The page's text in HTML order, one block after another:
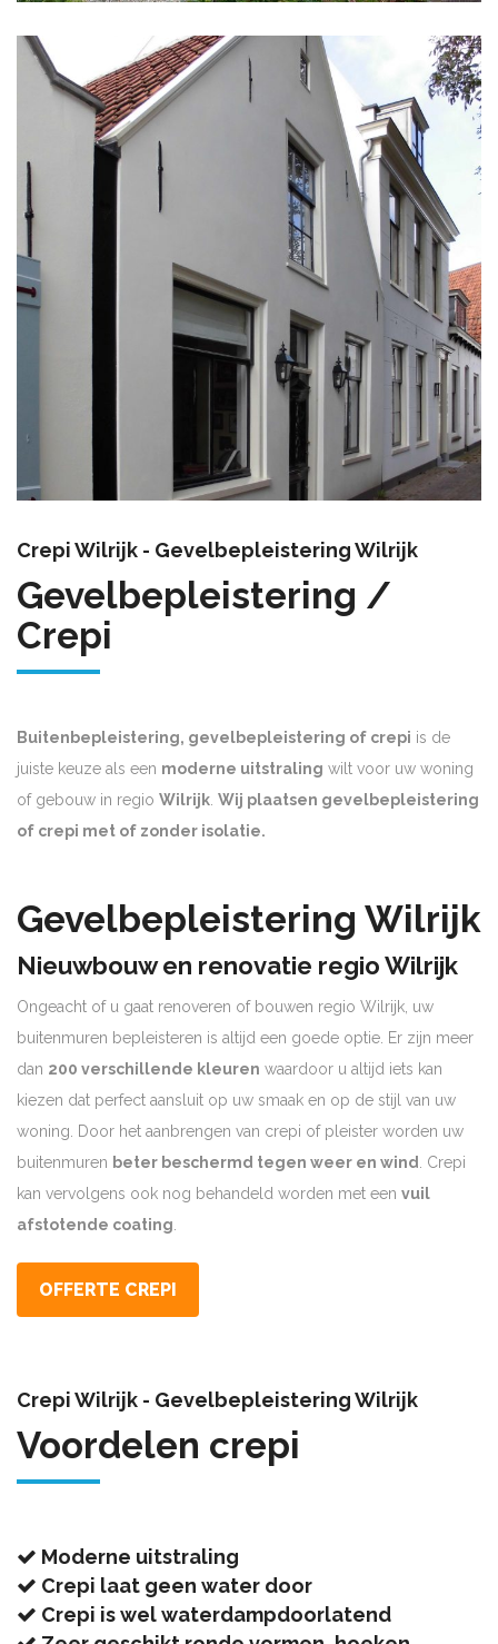
Crepi Wilrijk - Gevelbepleistering Wilrijk
Gevelbepleistering /
Crepi
Buitenbepleistering, gevelbepleistering of crepi is de
juiste keuze als een moderne uitstraling wilt voor uw woning
of gebouw in regio Wilrijk. Wij plaatsen gevelbepleistering
of crepi met of zonder isolatie.
Gevelbepleistering Wilrijk
Nieuwbouw en renovatie regio Wilrijk
Ongeacht of u gaat renoveren of bouwen regio Wilrijk, uw
buitenmuren bepleisteren is altijd een goede optie. Er zijn meer
dan 200 verschillende kleuren waardoor u altijd iets kan
kiezen dat perfect aansluit op uw smaak en op de stijl van uw
woning. Door het aanbrengen van crepi of pleister worden uw
buitenmuren beter beschermd tegen weer en wind. Crepi
kan vervolgens ook nog behandeld worden met een vuil
afstotende coating.
OFFERTE CREPI
Crepi Wilrijk - Gevelbepleistering Wilrijk
Voordelen crepi
Moderne uitstraling
Crepi laat geen water door
Crepi is wel waterdampdoorlatend